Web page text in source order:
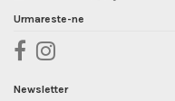
Urmareste-ne
Newsletter